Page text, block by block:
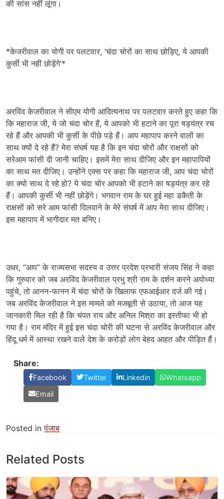
की सांस नहीं लूंगा।
*केजरीवाल का योगी पर पलटवार, ‘चंदा चोरों का साथ छोड़िए, ये आपकी
कुर्सी भी नहीं छोड़ेंगे’*
अरविंद केजरीवाल ने सीएम योगी आदित्यनाथ पर पलटवार करते हुए कहा कि
कि महाराज जी, ये जो चंदा चोर हैं, ये आपको भी हटाने का पूरा षड्यंत्र रच
रहे हैं और आपकी भी कुर्सी के पीछे पड़े हैं। आप महापाप करने वालों का
साथ क्यों दे रहे हैं? मेरा संघर्ष यह है कि इन चंदा चोरों और राक्षसों को
सरेआम फांसी दी जानी चाहिए। इसमें मेरा साथ दीजिए और इन महापापियों
का साथ मत दीजिए। उन्होंने एक्स पर कहा कि महाराज जी, आप चंदा चोरों
का क्यो साथ दे रहे हो? ये चंदा चोर आपको भी हटाने का षड्यंत्र कर रहे
हैं। आपकी कुर्सी भी नहीं छोड़ेंगे। भगवान राम के घर हुई महा डकैती के
राक्षसों को सरे आम फांसी दिलवाने के मेरे संघर्ष में आप मेरा साथ दीजिए।
इस महापाप में भागीदार मत बनिए।
उधर, “आप” के राज्यसभा सदस्य व उत्तर प्रदेश प्रभारी संजय सिंह ने कहा
कि गुरुवार को जब अरविंद केजरीवाल प्रभु श्री राम के दर्शन करने अयोध्या
पहुंचे, तो आनन-फानन में चंदा चोरों के खिलाफ एफआईआर दर्ज की गई।
जब अरविंद केजरीवाल ने इस मामले को मजबूती से उठाया, तो आज यह
जानकारी मिल रही है कि चंपत राय और अनिल मिश्रा का इस्तीफा भी हो
गया है। राम मंदिर में हुई इस चंदा चोरी की घटना से अरविंद केजरीवाल और
हिंदू धर्म में आस्था रखने वाले देश के करोड़ों लोग बेहद आहत और पीड़ित हैं।
Share:
Facebook Twitter Linkedin
Whatsapp
Email
Posted inपंजाब
Related Posts